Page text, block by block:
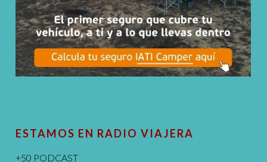
ESTAMOS EN RADIO VIAJERA
+50 PODCAST